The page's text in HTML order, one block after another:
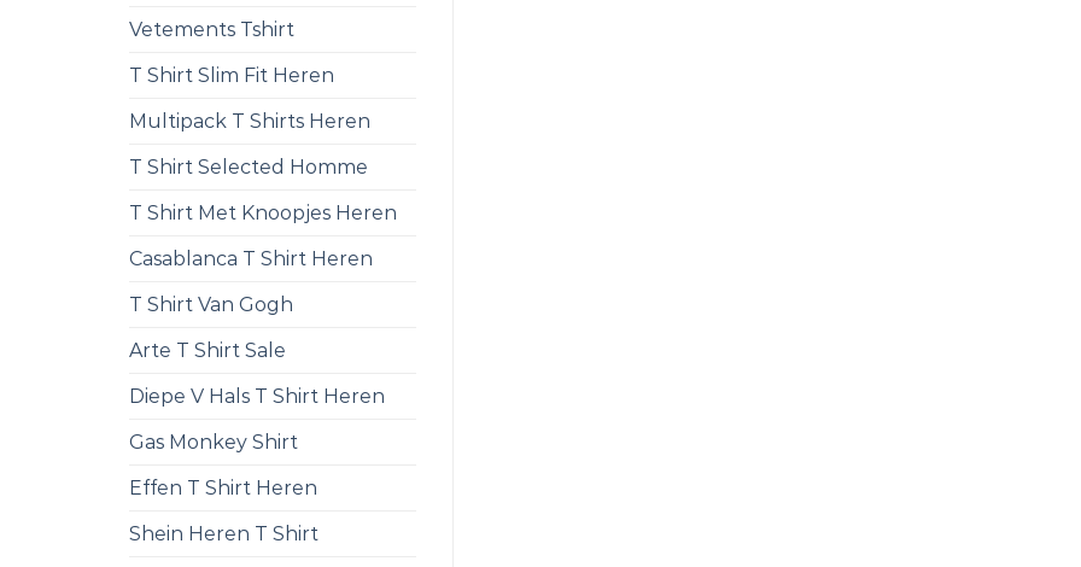
Vetements Tshirt
T Shirt Slim Fit Heren
Multipack T Shirts Heren
T Shirt Selected Homme
T Shirt Met Knoopjes Heren
Casablanca T Shirt Heren
T Shirt Van Gogh
Arte T Shirt Sale
Diepe V Hals T Shirt Heren
Gas Monkey Shirt
Effen T Shirt Heren
Shein Heren T Shirt